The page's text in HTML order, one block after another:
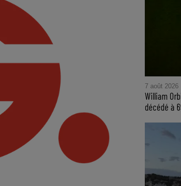
7 août 2026
William
décédé à